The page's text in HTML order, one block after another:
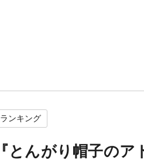
ランキング
『とんがり帽子の